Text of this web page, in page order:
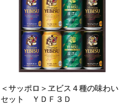
＜サッポロ＞ヱビス４種の味わい
セット ＹＤＦ３Ｄ